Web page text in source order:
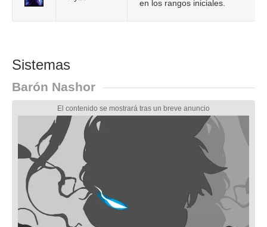
en los rangos iniciales.
Sistemas
Barón Nashor